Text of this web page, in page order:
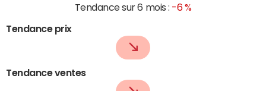
Tendance sur 6 mois : -6 %
Tendance prix
Tendance ventes